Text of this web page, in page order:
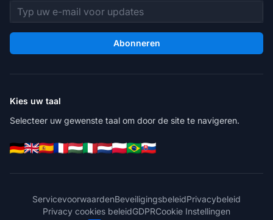
E-mailadres
Abonneren
Kies uw taal
Selecteer uw gewenste taal om door de site te navigeren.
ServicevoorwaardenBeveiligingsbeleidPrivacybeleid
Privacy cookies beleidGDPRCookie Instellingen